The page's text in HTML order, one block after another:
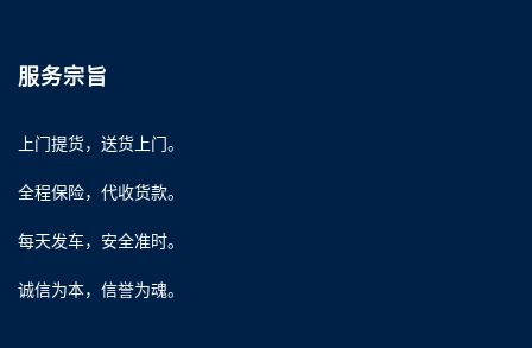
服务宗旨
上门提货，送货上门。
全程保险，代收货款。
每天发车，安全准时。
诚信为本，信誉为魂。